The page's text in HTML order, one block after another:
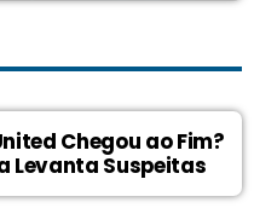
Chegou ao Fim?
Levanta Suspeitas